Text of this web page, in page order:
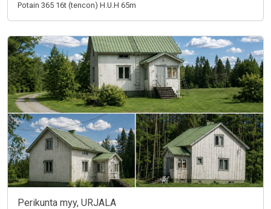
Potain 365 16t (tencon) H.U.H 65m
Perikunta myy, URJALA